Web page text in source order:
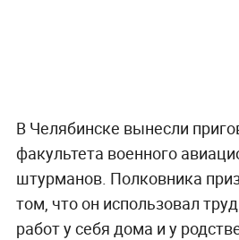
В Челябинске вынесли
факультета военного
штурманов. Полковника
том, что он использовал
работ у себя дома и у